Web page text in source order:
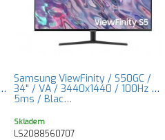
Samsung ViewFinity / S50GC /
34" / VA / 3440x1440 / 100Hz /
5ms / Blac…
Skladem
LS2088560707